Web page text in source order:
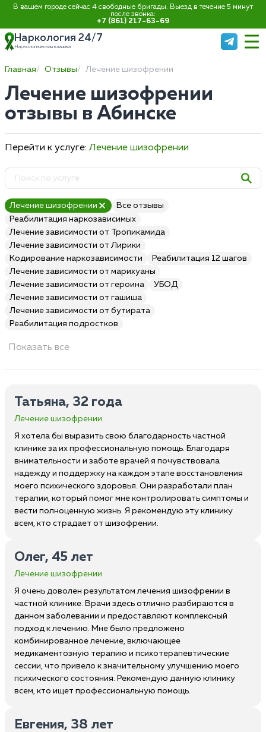
В вашем городе сейчас 4 свободные бригады. Выезд в течение 5 минут
после звонка:
+7 (861) 217-63-69
Наркология 24/7
Наркологическая клиника
Главная Отзывы Лечение шизофрении
Лечение шизофрении
отзывы в Абинске
Перейти к услуге:Лечение шизофрении
Лечение шизофрении
Все отзывы
Реабилитация наркозависимых
Лечение зависимости от Тропикамида
Лечение зависимости от Лирики
Кодирование наркозависимости
Реабилитация 12 шагов
Лечение зависимости от марихуаны
Лечение зависимости от героина
УБОД
Лечение зависимости от гашиша
Лечение зависимости от бутирата
Реабилитация подростков
Показать все
Татьяна, 32 года
Лечение шизофрении
Я хотела бы выразить свою благодарность частной
клинике за их профессиональную помощь. Благодаря
внимательности и заботе врачей я почувствовала
надежду и поддержку на каждом этапе восстановления
моего психического здоровья. Они разработали план
терапии, который помог мне контролировать симптомы и
вести полноценную жизнь. Я рекомендую эту клинику
всем, кто страдает от шизофрении.
Олег, 45 лет
Лечение шизофрении
Я очень доволен результатом лечения шизофрении в
частной клинике. Врачи здесь отлично разбираются в
данном заболевании и предоставляют комплексный
подход к лечению. Мне было предложено
комбинированное лечение, включающее
медикаментозную терапию и психотерапевтические
сессии, что привело к значительному улучшению моего
психического состояния. Рекомендую данную клинику
всем, кто ищет профессиональную помощь.
Евгения, 38 лет